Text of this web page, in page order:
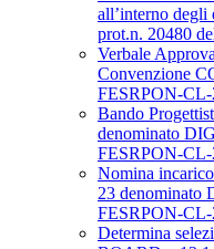
all’interno
prot.n. 20480
Verbale
Convenzione
FESRPON-
Bando
denominato
FESRPON-CL-
Nomina
23
FESRPON-CL-
Determina